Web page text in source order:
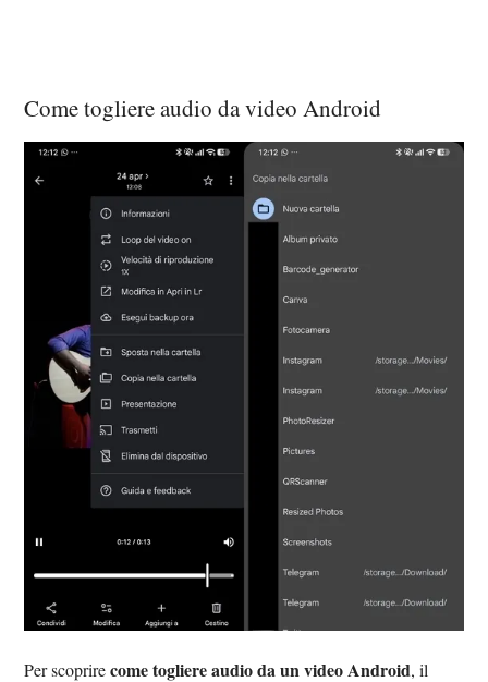
Come togliere audio da video Android
Per scoprirecome togliere audio da un video Android, il